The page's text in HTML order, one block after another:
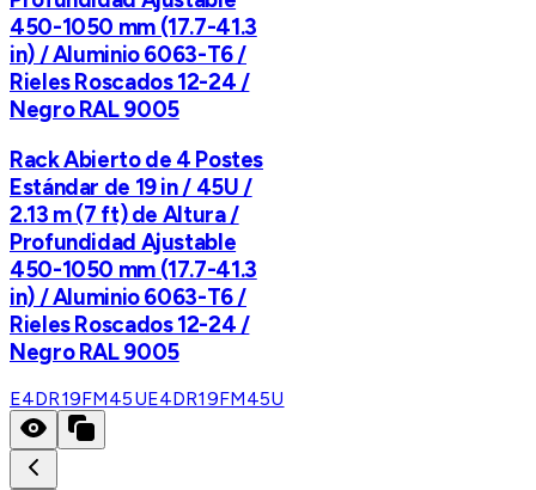
450-1050 mm (17.7-41.3
in) / Aluminio 6063-T6 /
Rieles Roscados 12-24 /
Negro RAL 9005
Rack Abierto de 4 Postes
Estándar de 19 in / 45U /
2.13 m (7 ft) de Altura /
Profundidad Ajustable
450-1050 mm (17.7-41.3
in) / Aluminio 6063-T6 /
Rieles Roscados 12-24 /
Negro RAL 9005
E4DR19FM45UE4DR19FM45U